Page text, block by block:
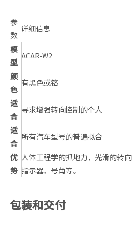
参
数
详细信息
模
型
ACAR-W2
颜
色
有黑色或铬
适
合
寻求增强转向控制的个人
适
合
所有汽车型号的普遍拟合
优
势
人体工程学的抓地力，光滑的转
指示器，号角等。
包装和交付